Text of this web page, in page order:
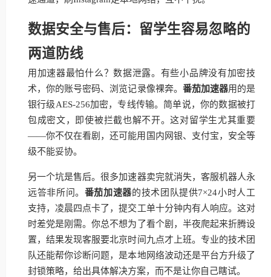
数据安全与售后：留学生容易忽略的
两道防线
用加速器最怕什么？数据泄露。有些小品牌没有加密技
术，你的账号密码、浏览记录像裸奔。 番茄加速器用的是
银行级AES-256加密，专线传输。简单说，你的数据被打
包成密文，即使被拦截也解不开。这对留学生尤其重要
——你不仅在看剧，还可能用国内网银、支付宝，安全等
级不能妥协。
另一个坑是售后。很多加速器卖完就消失，客服机器人永
远答非所问。 番茄加速器的技术团队提供7×24小时人工
支持，凌晨四点卡了，提交工单十分钟内有人响应。这对
时差党是刚需。你总不想为了看个剧，半夜爬起来折腾设
置，结果发现客服要北京时间九点才上班。专业的技术团
队还能帮你诊断问题，是本地网络波动还是平台方升级了
封锁策略，给出具体解决方案，而不是让你自己瞎试。